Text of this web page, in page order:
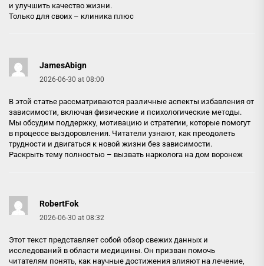
и улучшить качество жизни.
Только для своих – клиника плюс
JamesAbign
2026-06-30 at 08:00
В этой статье рассматриваются различные аспекты избавления от
зависимости, включая физические и психологические методы.
Мы обсудим поддержку, мотивацию и стратегии, которые помогут
в процессе выздоровления. Читатели узнают, как преодолеть
трудности и двигаться к новой жизни без зависимости.
Раскрыть тему полностью – вызвать нарколога на дом воронеж
RobertFok
2026-06-30 at 08:32
Этот текст представляет собой обзор свежих данных и
исследований в области медицины. Он призван помочь
читателям понять, как научные достижения влияют на лечение,